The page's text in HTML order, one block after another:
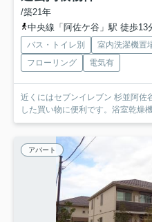
/築21年
中央線「阿佐ケ谷」駅 徒歩13
バス・トイレ別 室内洗濯機置
フローリング
電気有
近くにはセブンイレブン 杉並阿佐
した買い物に便利です。浴室乾燥
アパート